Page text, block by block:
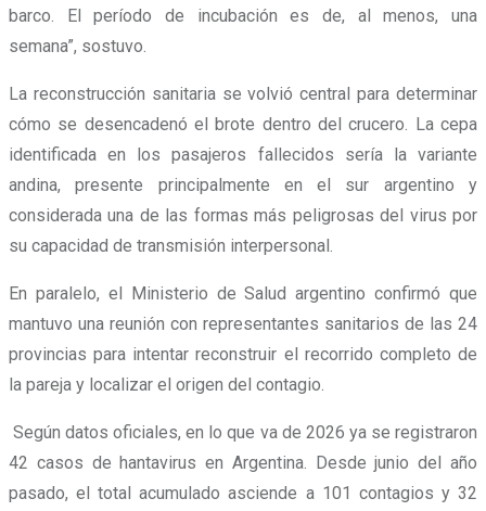
barco. El período de incubación es de, al menos, una
semana”, sostuvo.
La reconstrucción sanitaria se volvió central para determinar
cómo se desencadenó el brote dentro del crucero. La cepa
identificada en los pasajeros fallecidos sería la variante
andina, presente principalmente en el sur argentino y
considerada una de las formas más peligrosas del virus por
su capacidad de transmisión interpersonal.
En paralelo, el Ministerio de Salud argentino confirmó que
mantuvo una reunión con representantes sanitarios de las 24
provincias para intentar reconstruir el recorrido completo de
la pareja y localizar el origen del contagio.
Según datos oficiales, en lo que va de 2026 ya se registraron
42 casos de hantavirus en Argentina. Desde junio del año
pasado, el total acumulado asciende a 101 contagios y 32